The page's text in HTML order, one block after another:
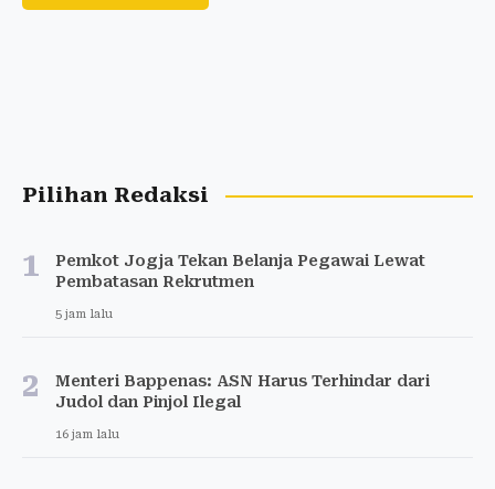
Pilihan Redaksi
1
Pemkot Jogja Tekan Belanja Pegawai Lewat
Pembatasan Rekrutmen
5 jam lalu
2
Menteri Bappenas: ASN Harus Terhindar dari
Judol dan Pinjol Ilegal
16 jam lalu